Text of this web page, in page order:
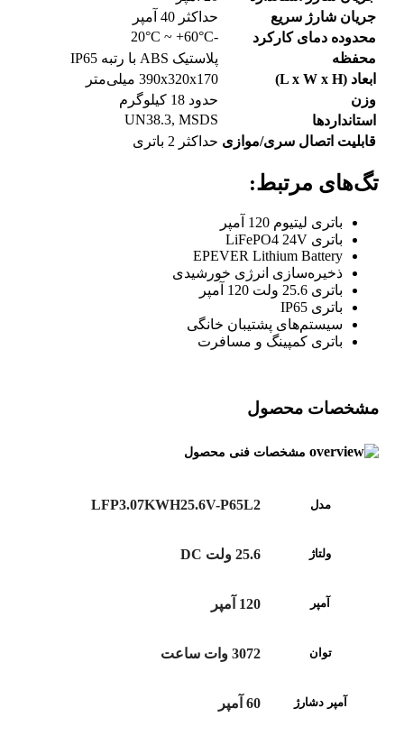
جریان شارژ سریع
حداکثر 40 آمپر
محدوده دمای کارکرد
-20°C ~ +60°C
محفظه
پلاستیک ABS با رتبه IP65
ابعاد (L x W x H)
390x320x170 میلی‌متر
وزن
حدود 18 کیلوگرم
استانداردها
UN38.3, MSDS
قابلیت اتصال سری/موازی حداکثر 2 باتری
تگ‌های مرتبط:
باتری لیتیوم 120 آمپر
باتری LiFePO4 24V
EPEVER Lithium Battery
ذخیره‌سازی انرژی خورشیدی
باتری 25.6 ولت 120 آمپر
باتری IP65
سیستم‌های پشتیبان خانگی
باتری کمپینگ و مسافرت
مشخصات محصول
مشخصات فنی محصول
مدل LFP3.07KWH25.6V-P65L2
ولتاژ 25.6 ولت DC
آمپر 120 آمپر
توان 3072 وات ساعت
آمپر دشارژ 60 آمپر